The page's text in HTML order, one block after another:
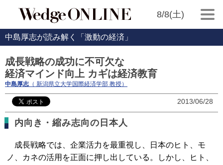
8/8(土)
中島厚志が読み解く「激動の経済」
成長戦略の成功に不可欠な
経済マインド向上 カギは経済教育
中島厚志（ 新潟県立大学国際経済学部 教授）
2013/06/28
内向き・縮み志向の日本人
成長戦略では、企業活力を最重視し、日本のヒト、モ
ノ、カネの活用を正面に押し出している。しかし、ヒト、